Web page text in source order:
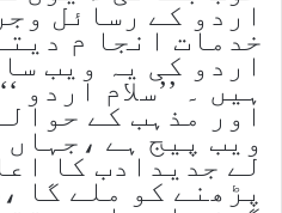
اردو کے رسائل
خدمات انجا م
اردو کی یہ ویب
ہیں ۔ ’’سلام اردو
اور مذہب کے
ویب پیج ہے ،جہاں
لے جدیدادب کا
پڑھنے کو ملے گا